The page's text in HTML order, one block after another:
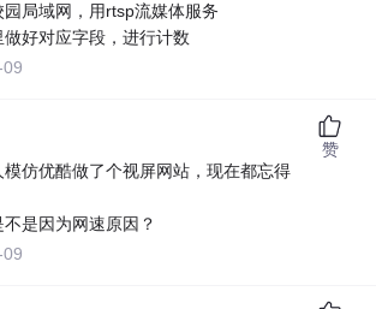
局域网，用rtsp流媒体服务
好对应字段，进行计数
仿优酷做了个视屏网站，现在都忘得
是因为网速原因？
赞